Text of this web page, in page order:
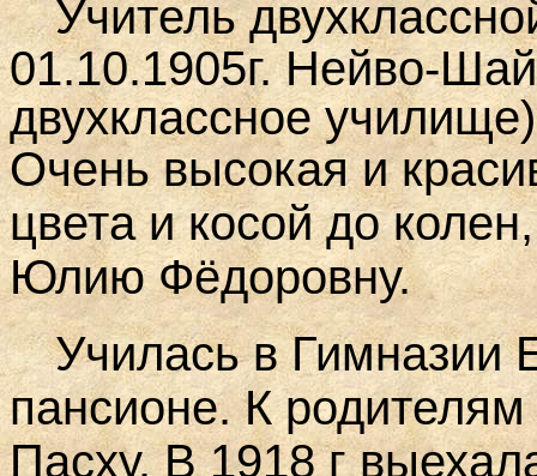
Учитель
01.10.1905г. Нейво-
двухклассное
Очень высокая и
цвета и косой до
Юлию Фёдоровну.
Училась в Гимназии
пансионе. К
Пасху.В 1918 г